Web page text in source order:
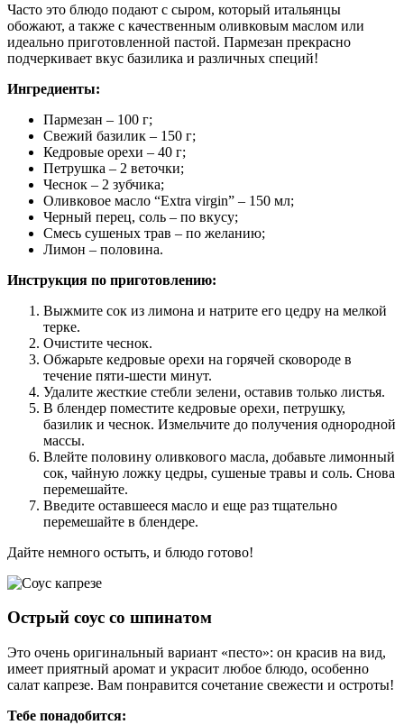
Часто это блюдо подают с сыром, который итальянцы
обожают, а также с качественным оливковым маслом или
идеально приготовленной пастой. Пармезан прекрасно
подчеркивает вкус базилика и различных специй!
Ингредиенты:
Пармезан – 100 г;
Свежий базилик – 150 г;
Кедровые орехи – 40 г;
Петрушка – 2 веточки;
Чеснок – 2 зубчика;
Оливковое масло “Extra virgin” – 150 мл;
Черный перец, соль – по вкусу;
Смесь сушеных трав – по желанию;
Лимон – половина.
Инструкция по приготовлению:
Выжмите сок из лимона и натрите его цедру на мелкой
терке.
Очистите чеснок.
Обжарьте кедровые орехи на горячей сковороде в
течение пяти-шести минут.
Удалите жесткие стебли зелени, оставив только листья.
В блендер поместите кедровые орехи, петрушку,
базилик и чеснок. Измельчите до получения однородной
массы.
Влейте половину оливкового масла, добавьте лимонный
сок, чайную ложку цедры, сушеные травы и соль. Снова
перемешайте.
Введите оставшееся масло и еще раз тщательно
перемешайте в блендере.
Дайте немного остыть, и блюдо готово!
Острый соус со шпинатом
Это очень оригинальный вариант «песто»: он красив на вид,
имеет приятный аромат и украсит любое блюдо, особенно
салат капрезе. Вам понравится сочетание свежести и остроты!
Тебе понадобится: